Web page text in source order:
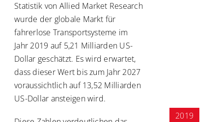
Statistik von Allied Market Research
wurde der globale Markt für
fahrerlose Transportsysteme im
Jahr 2019 auf 5,21 Milliarden US-
Dollar geschätzt. Es wird erwartet,
dass dieser Wert bis zum Jahr 2027
voraussichtlich auf 13,52 Milliarden
US-Dollar ansteigen wird.
2019